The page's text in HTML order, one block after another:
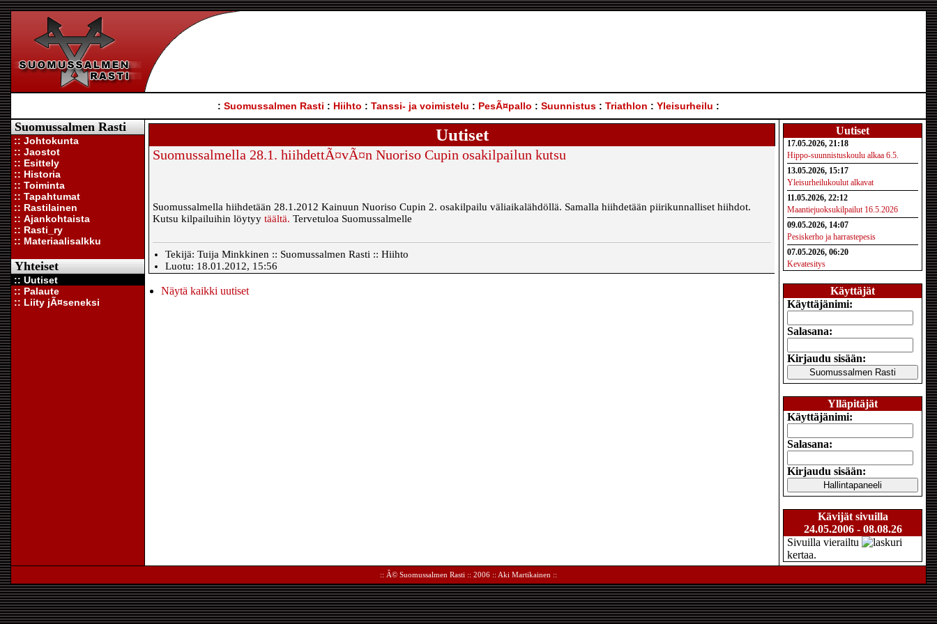
: Suomussalmen Rasti : Hiihto : Tanssi- ja voimistelu : PesÃ¤pallo : Suunnistus : Triathlon : Yleisurheilu :
Suomussalmen Rasti
:: Johtokunta
:: Jaostot
:: Esittely
:: Historia
:: Toiminta
:: Tapahtumat
:: Rastilainen
:: Ajankohtaista
:: Rasti_ry
:: Materiaalisalkku
Yhteiset
:: Uutiset
:: Palaute
:: Liity jÃ¤seneksi
Uutiset
Suomussalmella 28.1. hiihdettÃ¤vÃ¤n Nuoriso Cupin osakilpailun kutsu
Suomussalmella hiihdetään 28.1.2012 Kainuun Nuoriso Cupin 2. osakilpailu väliaikalähdöllä. Samalla hiihdetään piirikunnalliset hiihdot.
Kutsu kilpailuihin löytyy täältä. Tervetuloa Suomussalmelle
Tekijä: Tuija Minkkinen :: Suomussalmen Rasti :: Hiihto
Luotu: 18.01.2012, 15:56
Näytä kaikki uutiset
Uutiset
17.05.2026, 21:18
Hippo-suunnistuskoulu alkaa 6.5.
13.05.2026, 15:17
Yleisurheilukoulut alkavat
11.05.2026, 22:12
Maantiejuoksukilpailut 16.5.2026
09.05.2026, 14:07
Pesiskerho ja harrastepesis
07.05.2026, 06:20
Kevatesitys
Käyttäjät
Käyttäjänimi:
Salasana:
Kirjaudu sisään:
Ylläpitäjät
Käyttäjänimi:
Salasana:
Kirjaudu sisään:
Kävijät sivuilla
24.05.2006 - 08.08.26
Sivuilla vierailtu
kertaa.
:: Â© Suomussalmen Rasti :: 2006 :: Aki Martikainen ::